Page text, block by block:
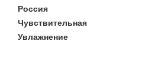
Россия
Чувствительная
Увлажнение